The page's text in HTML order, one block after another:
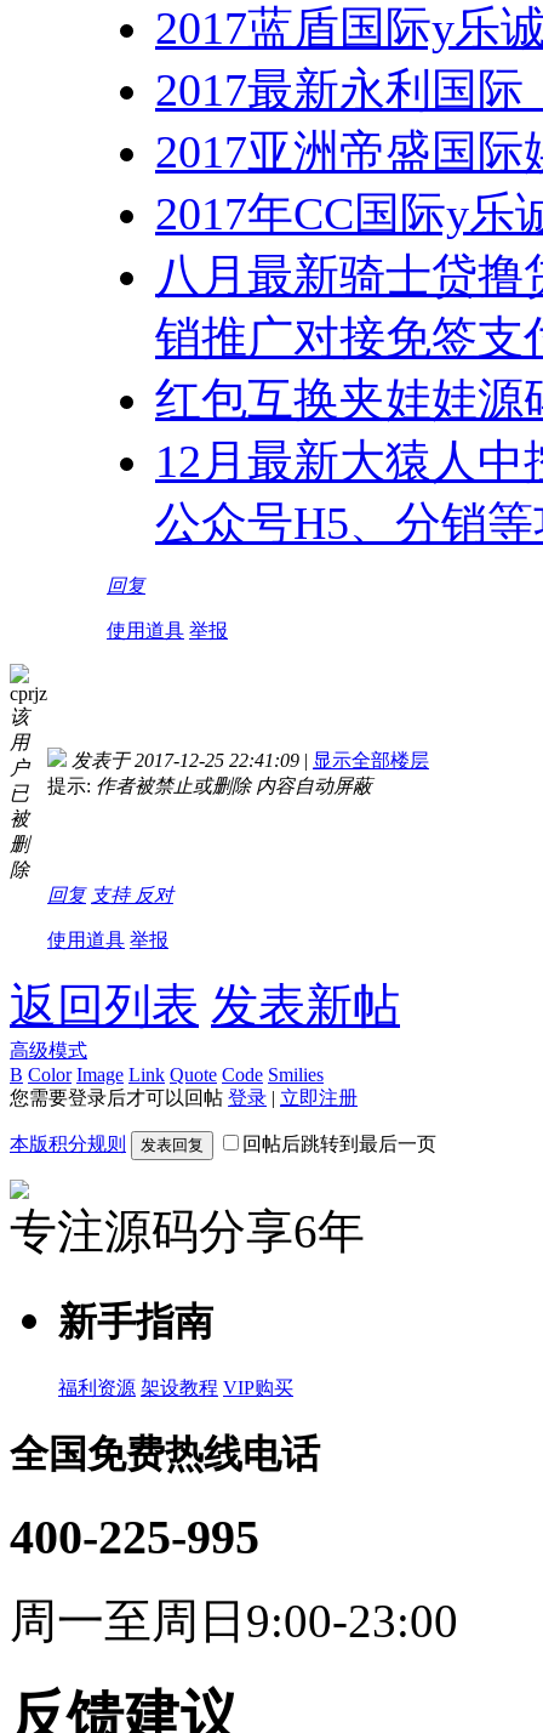
2017蓝盾国际y乐
2017最新永利国际
2017亚洲帝盛国际
2017年CC国际y乐
八月最新骑士贷
销推广对接免签支
红包互换夹娃娃源
12月最新大猿人
公众号H5、分销
回复
使用道具 举报
cprjz
该
用
户
已
被
删
除
发表于 2017-12-25 22:41:09 | 显示全部楼层
提示: 作者被禁止或删除 内容自动屏蔽
回复 支持 反对
使用道具 举报
返回列表 发表新帖
高级模式
B Color Image Link Quote Code Smilies
您需要登录后才可以回帖 登录 | 立即注册
本版积分规则 发表回复 回帖后跳转到最后一页
专注源码分享6年
新手指南
福利资源 架设教程 VIP购买
全国免费热线电话
400-225-995
周一至周日9:00-23:00
反馈建议